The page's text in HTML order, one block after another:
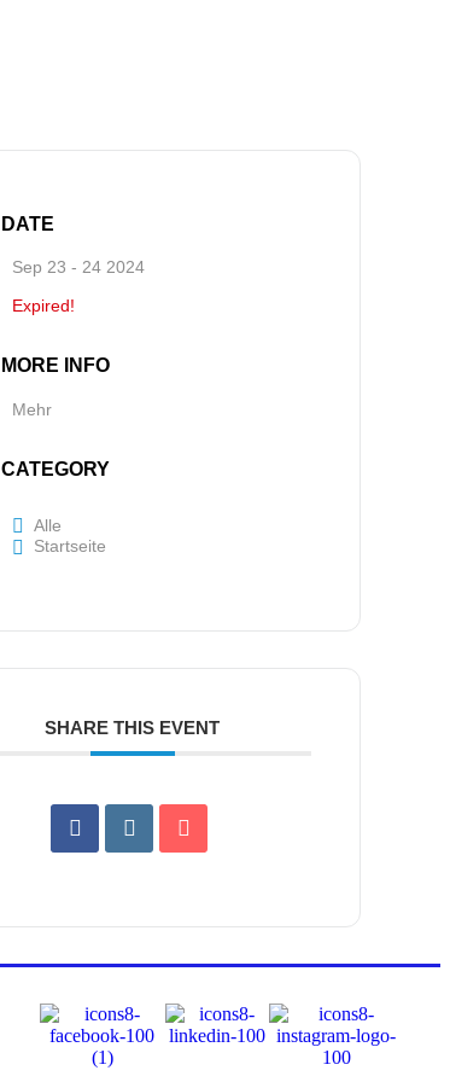
DATE
Sep 23 - 24 2024
Expired!
MORE INFO
Mehr
CATEGORY
Alle
Startseite
SHARE THIS EVENT